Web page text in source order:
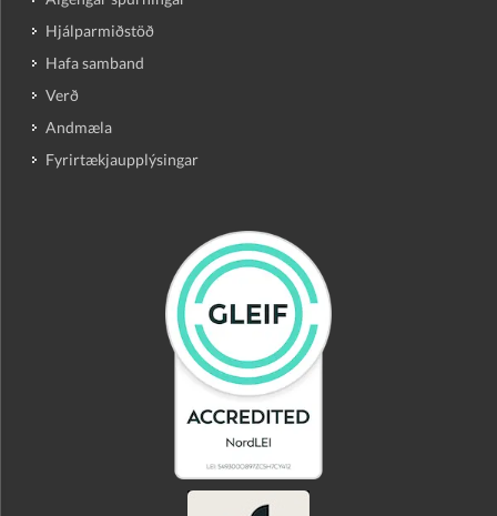
Hjálparmiðstöð
Hafa samband
Verð
Andmæla
Fyrirtækjaupplýsingar